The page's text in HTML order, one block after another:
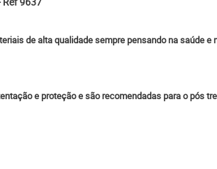
de alta qualidade sempre pensando na saúde e
e proteção e são recomendadas para o pós